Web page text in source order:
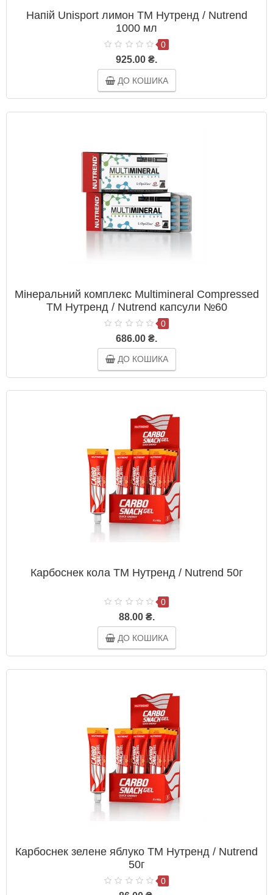
Напій Unisport лимон ТМ Нутренд / Nutrend
1000 мл
0
925.00 ₴.
ДО КОШИКА
Мінеральний комплекс Multimineral Compressed
ТМ Нутренд / Nutrend капсули №60
0
686.00 ₴.
ДО КОШИКА
Карбоснек кола ТМ Нутренд / Nutrend 50г
0
88.00 ₴.
ДО КОШИКА
Карбоснек зелене яблуко ТМ Нутренд / Nutrend
50г
0